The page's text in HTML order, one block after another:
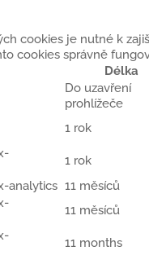
cookies je nutné k
cookies správně
Délka
Do uzavření
prohlížeče
1 rok
1 rok
analytics 11 měsíců
11 měsíců
11 months